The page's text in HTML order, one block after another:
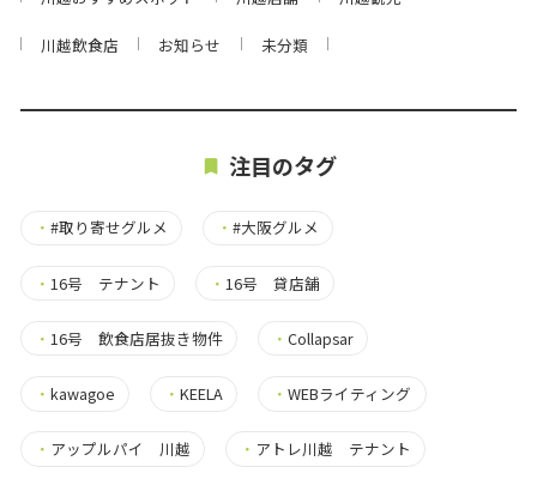
川越飲食店 お知らせ 未分類
注目のタグ
・ #取り寄せグルメ ・#大阪グルメ
・ 16号 テナント ・ 16号 貸店舗
・ 16号 飲食店居抜き物件 ・Collapsar
・ kawagoe ・KEELA ・WEBライティング
・ アップルパイ 川越 ・ アトレ川越 テナント